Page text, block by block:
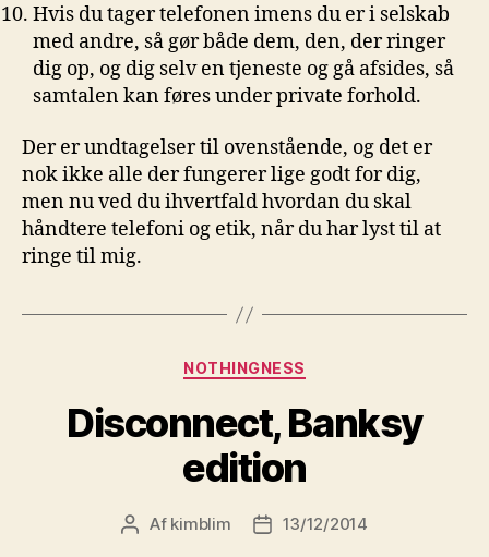
Hvis du tager telefonen imens du er i selskab
med andre, så gør både dem, den, der ringer
dig op, og dig selv en tjeneste og gå afsides, så
samtalen kan føres under private forhold.
Der er undtagelser til ovenstående, og det er
nok ikke alle der fungerer lige godt for dig,
men nu ved du ihvertfald hvordan du skal
håndtere telefoni og etik, når du har lyst til at
ringe til mig.
Kategorier
NOTHINGNESS
Disconnect, Banksy
edition
Indlægsforfatter
Af kimblim Indlægsdato
13/12/2014